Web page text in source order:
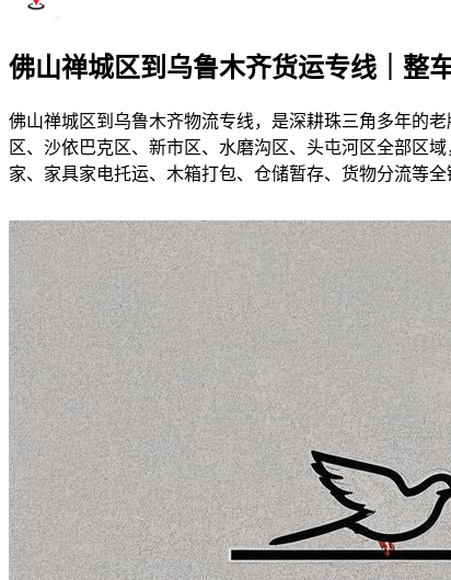
佛山禅城区到乌鲁木齐货运专线｜整
佛山禅城区到乌鲁木齐物流专线，是深耕珠三角多年的
区、沙依巴克区、新市区、水磨沟区、头屯河区全部区
家、家具家电托运、木箱打包、仓储暂存、货物分流等